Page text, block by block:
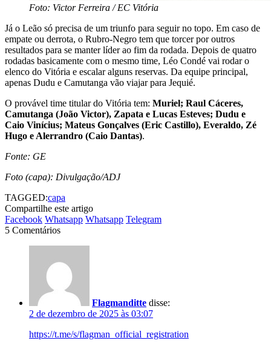
Foto: Victor Ferreira / EC Vitória
Já o Leão só precisa de um triunfo para seguir no topo. Em caso de
empate ou derrota, o Rubro-Negro tem que torcer por outros
resultados para se manter líder ao fim da rodada. Depois de quatro
rodadas basicamente com o mesmo time, Léo Condé vai rodar o
elenco do Vitória e escalar alguns reservas. Da equipe principal,
apenas Dudu e Camutanga vão viajar para Jequié.
O provável time titular do Vitória tem: Muriel; Raul Cáceres,
Camutanga (João Victor), Zapata e Lucas Esteves; Dudu e
Caio Vinícius; Mateus Gonçalves (Eric Castillo), Everaldo, Zé
Hugo e Alerrandro (Caio Dantas).
Fonte: GE
Foto (capa): Divulgação/ADJ
TAGGED:capa
Compartilhe este artigo
Facebook Whatsapp Whatsapp Telegram
5 Comentários
Flagmanditte disse:
2 de dezembro de 2025 às 03:07
https://t.me/s/flagman_official_registration